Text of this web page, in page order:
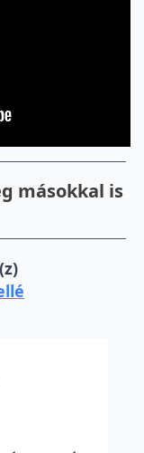
másokkal is